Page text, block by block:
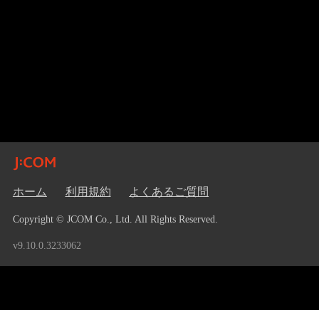
ホーム 利用規約 よくあるご質問
Copyright © JCOM Co., Ltd. All Rights Reserved.
v9.10.0.3233062